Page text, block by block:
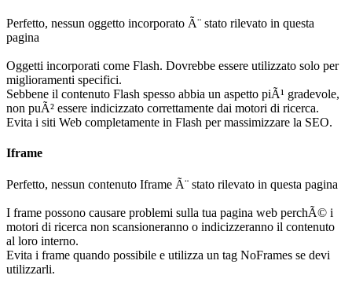
Perfetto, nessun oggetto incorporato Ã¨ stato rilevato in questa
pagina
Oggetti incorporati come Flash. Dovrebbe essere utilizzato solo per
miglioramenti specifici.
Sebbene il contenuto Flash spesso abbia un aspetto piÃ¹ gradevole,
non puÃ² essere indicizzato correttamente dai motori di ricerca.
Evita i siti Web completamente in Flash per massimizzare la SEO.
Iframe
Perfetto, nessun contenuto Iframe Ã¨ stato rilevato in questa pagina
I frame possono causare problemi sulla tua pagina web perchÃ© i
motori di ricerca non scansioneranno o indicizzeranno il contenuto
al loro interno.
Evita i frame quando possibile e utilizza un tag NoFrames se devi
utilizzarli.